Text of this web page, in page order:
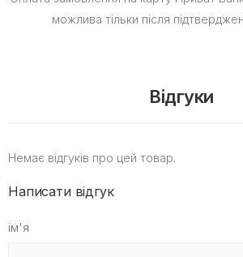
можлива тільки після
Відгуки
Немає відгуків про цей товар.
Написати відгук
ім'я